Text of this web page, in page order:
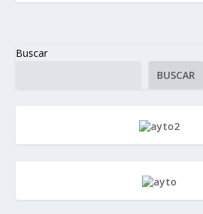
Buscar
BUSCAR